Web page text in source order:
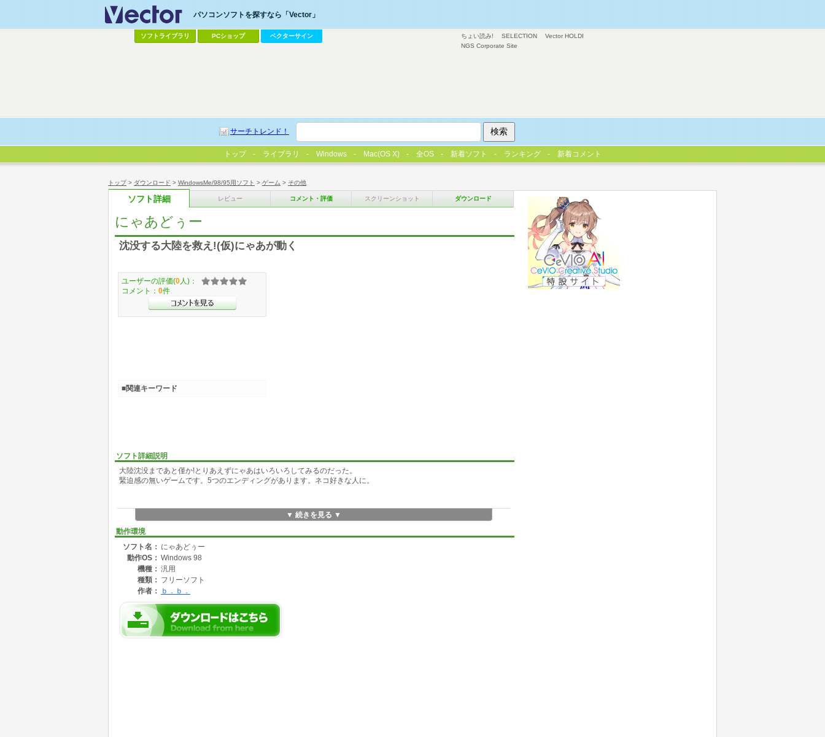
トップ> ダウンロード > WindowsMe/98/95用ソフト > ゲーム > その他
ソフト詳細 レビュー コメント・評価 スクリーンショット ダウンロード
にゃあどぅー
沈没する大陸を救え!(仮)にゃあが動く
ソフト詳細説明
大陸沈没まであと僅か!とりあえずにゃあはいろいろしてみるのだった。
緊迫感の無いゲームです。5つのエンディングがあります。ネコ好きな人に。
▼ 続きを見る ▼
動作環境
ソフト名： にゃあどぅー
動作OS： Windows 98
機種： 汎用
種類： フリーソフト
作者：
ｂ．ｂ．
ユーザーの評価(0 人)：
コメント： 0件
■関連キーワード
ちょい読み! SELECTION
Vector HOLDI
NGS Corporate Site
パソコンソフトを探すなら「Vector」
ソフトライブラリ PCショップ ベクターサイン
サーチトレンド！
トップ ライブラリ Windows Mac(OS X) 全OS 新着ソフト ランキング 新着コメント